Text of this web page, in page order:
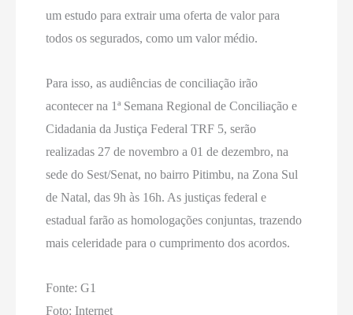
um estudo para extrair uma oferta de valor para
todos os segurados, como um valor médio.
Para isso, as audiências de conciliação irão
acontecer na 1ª Semana Regional de Conciliação e
Cidadania da Justiça Federal TRF 5, serão
realizadas 27 de novembro a 01 de dezembro, na
sede do Sest/Senat, no bairro Pitimbu, na Zona Sul
de Natal, das 9h às 16h. As justiças federal e
estadual farão as homologações conjuntas, trazendo
mais celeridade para o cumprimento dos acordos.
Fonte: G1
Foto: Internet